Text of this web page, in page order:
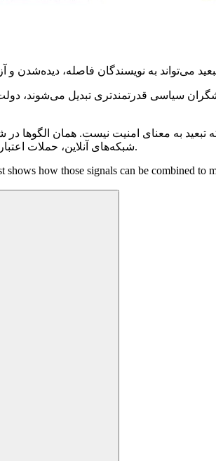
سیاسی قدرتمندتری تبدیل می‌شوند،
تبعید به معنای امنیت نیست. همان
شبکه‌های آنلاین، حملات اعتباری تغذیه‌شده با رسانه‌های دست‌کاری‌شده و محتوای تولیدشده با هوش مصنوعی، و نفوذ یا دست‌کاری فضاهای دیاسپورا.
how those signals can be combined